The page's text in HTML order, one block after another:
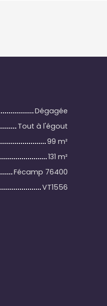
Dégagée
Tout à l'égout
99 m²
131 m²
Fécamp 76400
VT1556